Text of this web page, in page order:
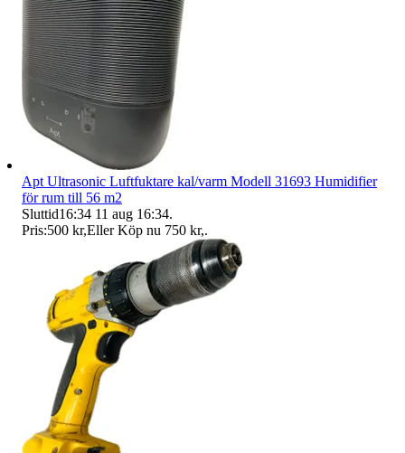
Apt Ultrasonic Luftfuktare kal/varm Modell 31693 Humidifier
för rum till 56 m2
Sluttid16:34 11 aug 16:34.
Pris:500 kr,Eller Köp nu 750 kr,.